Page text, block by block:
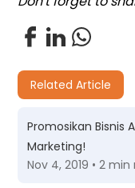
Related Article
Promosikan Bisnis
Marketing!
Nov 4, 2019 • 2 min